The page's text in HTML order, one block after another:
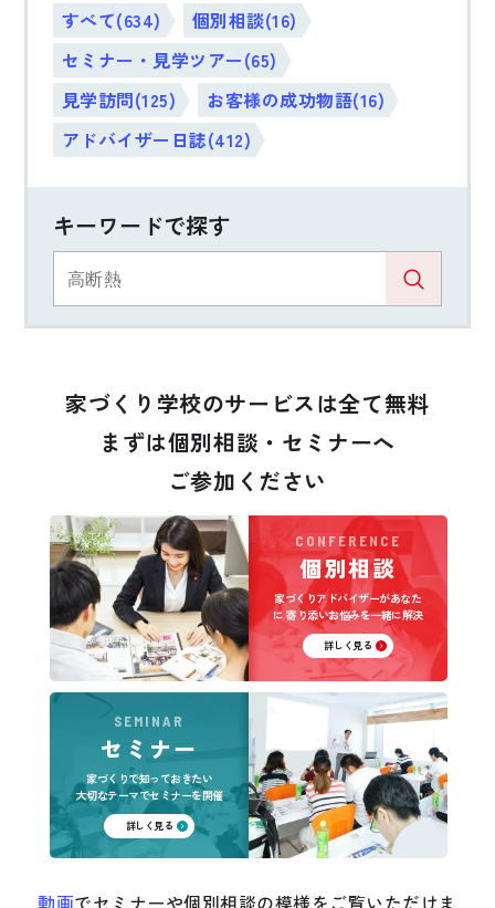
すべて(634)
個別相談(16)
セミナー・見学ツアー(65)
見学訪問(125)
お客様の成功物語(16)
アドバイザー日誌(412)
キーワードで探す
家づくり学校のサービスは全て無料
まずは個別相談・セミナーへ
ご参加ください
CONFERENCE
個別相談
家づくりアドバイザーがあなた
に寄り添いお悩みを一緒に解決
詳しく見る
SEMINAR
セミナー
家づくりで知っておきたい
大切なテーマでセミナーを開催
詳しく見る
動画でセミナーや個別相談の模様をご覧いただけま